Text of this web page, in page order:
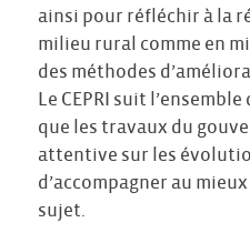
ainsi pour réfléchir à la
milieu rural comme en
des méthodes
Le CEPRI suit
que les travaux du
attentive sur les
d’accompagner au
sujet.